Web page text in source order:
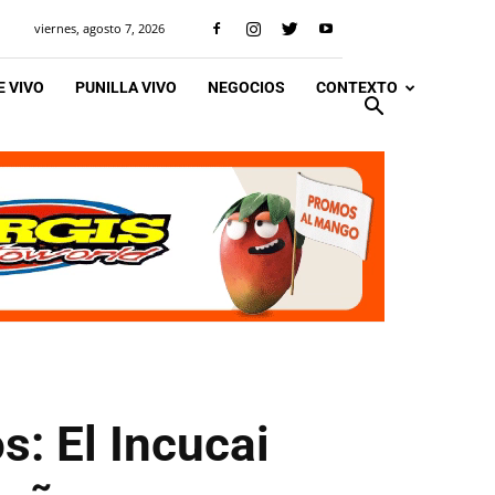
viernes, agosto 7, 2026
VIVO PUNILLA VIVO NEGOCIOS CONTEXTO
El Incucai